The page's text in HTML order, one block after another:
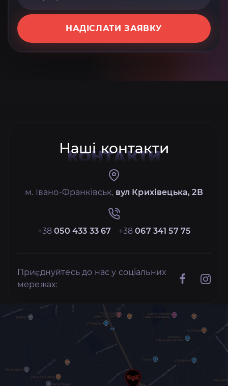
НАДІСЛАТИ ЗАЯВКУ
Наші контакти
КОНТАКТИ
м. Івано-Франківськ, вул Крихівецька, 2В
+38050 433 33 67 +38067 341 57 75
Приєднуйтесь до нас у соціальних
мережах: